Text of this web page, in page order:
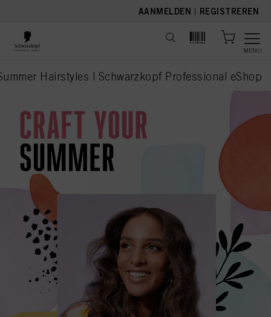
AANMELDEN | REGISTREREN
MENU
Hairstyles | Schwarzkopf Professional eShop
current page